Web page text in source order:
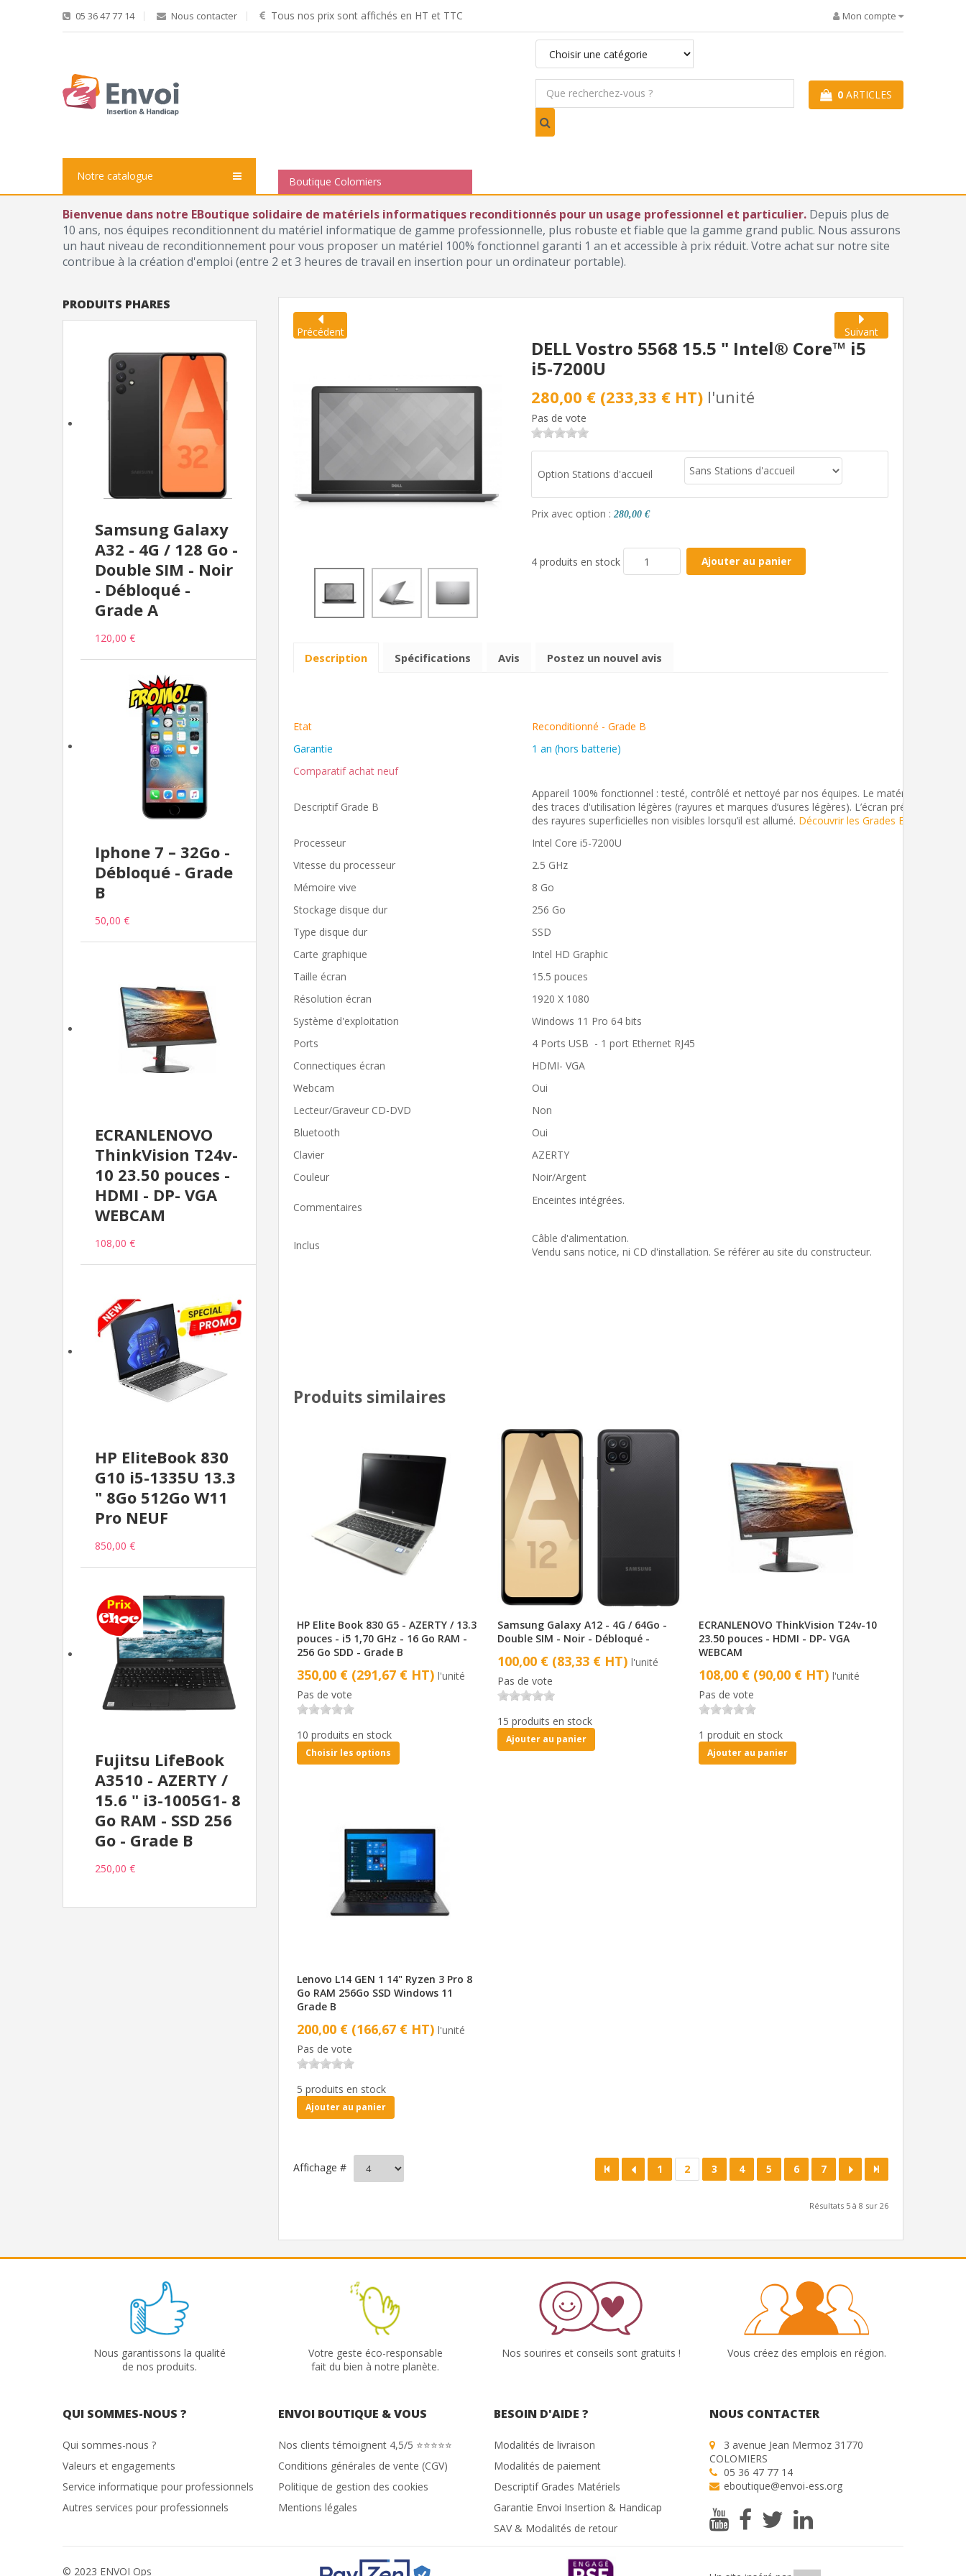
05 36 47 77 14 Nous contacter Tous nos prix sont affichés en HT et TTC Mon compte
0 ARTICLES
Notre catalogue Boutique Colomiers
Bienvenue dans notre EBoutique solidaire de matériels informatiques reconditionnés pour un usage professionnel et particulier. Depuis plus de
10 ans, nos équipes reconditionnent du matériel informatique de gamme professionnelle, plus robuste et fiable que la gamme grand public. Nous assurons
un haut niveau de reconditionnement pour vous proposer un matériel 100% fonctionnel garanti 1 an et accessible à prix réduit. Votre achat sur notre site
contribue à la création d'emploi (entre 2 et 3 heures de travail en insertion pour un ordinateur portable).
PRODUITS PHARES
Samsung Galaxy
A32 - 4G / 128 Go -
Double SIM - Noir
- Débloqué -
Grade A
120,00 €
Iphone 7 – 32Go -
Débloqué - Grade
B
50,00 €
ECRANLENOVO
ThinkVision T24v-
10 23.50 pouces -
HDMI - DP- VGA
WEBCAM
108,00 €
HP EliteBook 830
G10 i5-1335U 13.3
" 8Go 512Go W11
Pro NEUF
850,00 €
Fujitsu LifeBook
A3510 - AZERTY /
15.6 " i3-1005G1- 8
Go RAM - SSD 256
Go - Grade B
250,00 €
Précédent Suivant
DELL Vostro 5568 15.5 " Intel® Core™ i5
i5-7200U
280,00 € (233,33 € HT) l'unité
Pas de vote
Option Stations d'accueil
Prix avec option : 280,00 €
4 produits en stock Ajouter au panier
Description Spécifications Avis Postez un nouvel avis
Etat
Reconditionné - Grade B
Garantie
1 an (hors batterie)
Comparatif achat neuf
Descriptif Grade B
Appareil 100% fonctionnel : testé, contrôlé et nettoyé par nos équipes. Le matériel présente
des traces d'utilisation légères (rayures et marques d’usures légères). L’écran présente une
des rayures superficielles non visibles lorsqu’il est allumé. Découvrir les Grades Envoi
Processeur
Intel Core i5-7200U
Vitesse du processeur
2.5 GHz
Mémoire vive
8 Go
Stockage disque dur
256 Go
Type disque dur
SSD
Carte graphique
Intel HD Graphic
Taille écran
15.5 pouces
Résolution écran
1920 X 1080
Système d'exploitation
Windows 11 Pro 64 bits
Ports
4 Ports USB - 1 port Ethernet RJ45
Connectiques écran
HDMI- VGA
Webcam
Oui
Lecteur/Graveur CD-DVD
Non
Bluetooth
Oui
Clavier
AZERTY
Couleur
Noir/Argent
Commentaires
Enceintes intégrées.
Inclus
Câble d'alimentation.
Vendu sans notice, ni CD d'installation. Se référer au site du constructeur.
Produits similaires
HP Elite Book 830 G5 - AZERTY / 13.3
pouces - i5 1,70 GHz - 16 Go RAM -
256 Go SDD - Grade B
350,00 € (291,67 € HT) l'unité
Pas de vote
10 produits en stock
Choisir les options
Samsung Galaxy A12 - 4G / 64Go -
Double SIM - Noir - Débloqué -
100,00 € (83,33 € HT)l'unité
Pas de vote
15 produits en stock
Ajouter au panier
ECRANLENOVO ThinkVision T24v-10
23.50 pouces - HDMI - DP- VGA
WEBCAM
108,00 € (90,00 € HT) l'unité
Pas de vote
1 produit en stock
Ajouter au panier
Lenovo L14 GEN 1 14" Ryzen 3 Pro 8
Go RAM 256Go SSD Windows 11
Grade B
200,00 € (166,67 € HT) l'unité
Pas de vote
5 produits en stock
Ajouter au panier
Affichage # 1 2 3 4 5 6 7
Résultats 5 à 8 sur 26
Nous garantissons la qualité
de nos produits.
Votre geste éco-responsable
fait du bien à notre planète.
Nos sourires et conseils sont gratuits ! Vous créez des emplois en région.
QUI SOMMES-NOUS ?
Qui sommes-nous ?
Valeurs et engagements
Service informatique pour professionnels
Autres services pour professionnels
ENVOI BOUTIQUE & VOUS
Nos clients témoignent 4,5/5 ⭐⭐⭐⭐⭐
Conditions générales de vente (CGV)
Politique de gestion des cookies
Mentions légales
BESOIN D'AIDE ?
Modalités de livraison
Modalités de paiement
Descriptif Grades Matériels
Garantie Envoi Insertion & Handicap
SAV & Modalités de retour
NOUS CONTACTER
3 avenue Jean Mermoz 31770
COLOMIERS
05 36 47 77 14
eboutique@envoi-ess.org
© 2023 ENVOI Ops